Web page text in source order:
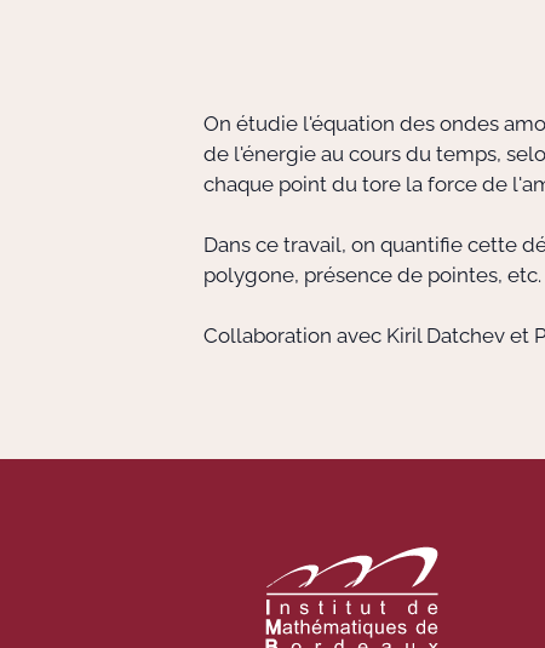
On étudie l'équation des ondes
de l'énergie au cours du temps,
chaque point du tore la force de
Dans ce travail, on quantifie cette
polygone, présence de pointes, etc.
Collaboration avec Kiril Datchev et